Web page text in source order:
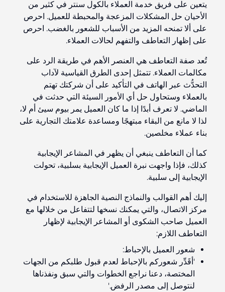
يتعين على فريق خدمة العملاء بالكول سنتر في كثير من
الأحيان حل المشكلات المزعجة والمحبطة للعميل. احرص
على ألا تمنحه المزيد من الأسباب للشعور بالغضب. احرص
على إظهار التعاطف والتفهم لحالات العملاء.
تُعد صفة التعاطف هي العنصر الأهم في طريقة الرد على
مكالمات العملاء. تتمثل إحدى الطرق القياسية لآداب
التحدُّث عبر الهاتف في التأكيد على أن شركتك تهتم
بالعملاء وستحاول حل أي الأمور السيئة التي حدثت في
الماضي. لا تعرف أبدًا إذا ما كان العميل يمر بيوم سيئ أم لا،
لذا لا مانع من البقاء مبتهجًا ومساعدة علامتك التجارية على
بناء عملاء مخلصين.
كما أن التعاطف ينبغي أن يظهر في المشاعر الإيجابية
كذلك، فإذا واجهت نبرة العميل الإيجابية بسلبية، تحولت
الإيجابية إلى سلبية.
إليك أهم القوالب والنماذج النصية الجاهزة للاستخدام في
مركز الاتصال، والتي يمكنك نسخها لتتفاعل من خلالها مع
العميل صاحب الشكوى أو المشاعر الإيجابية لإظهار
التعاطف اللازم:
شعور العميل بالإحباط:
'أقَدِّر شعوركم بالإحباط لعدم قبول طلبكم من الجهات
المختصة، دعنا نراجع الخطوات والتي سبق ونفذناها
لنتوصل إلى مصدر الرفض.'